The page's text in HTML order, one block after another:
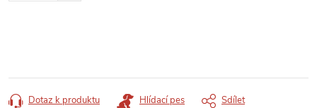
Dotaz k produktu Hlídací pes Sdílet